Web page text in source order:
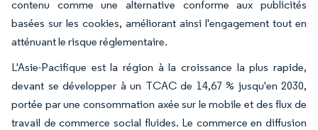
contenu comme une alternative conforme aux publicités
basées sur les cookies, améliorant ainsi l'engagement tout en
atténuant le risque réglementaire.
L'Asie-Pacifique est la région à la croissance la plus rapide,
devant se développer à un TCAC de 14,67 % jusqu'en 2030,
portée par une consommation axée sur le mobile et des flux de
travail de commerce social fluides. Le commerce en diffusion